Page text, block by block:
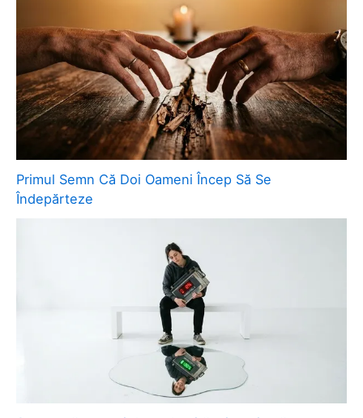
Primul Semn Că Doi Oameni Încep Să Se
Îndepărteze